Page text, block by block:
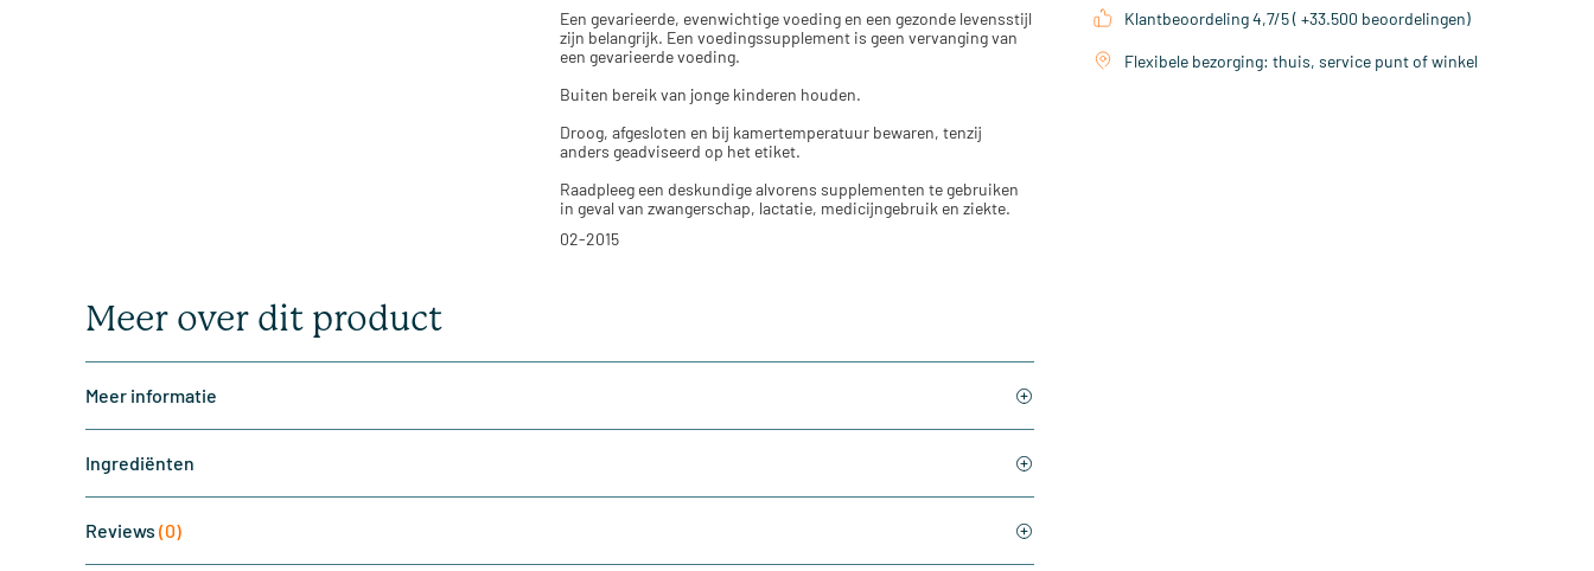
Een gevarieerde, evenwichtige voeding en een gezonde levensstijl
zijn belangrijk. Een voedingssupplement is geen vervanging van
een gevarieerde voeding.
Buiten bereik van jonge kinderen houden.
Droog, afgesloten en bij kamertemperatuur bewaren, tenzij
anders geadviseerd op het etiket.
Raadpleeg een deskundige alvorens supplementen te gebruiken
in geval van zwangerschap, lactatie, medicijngebruik en ziekte.
02-2015
Meer over dit product
Meer informatie
Ingrediënten
Reviews (0)
Klantbeoordeling 4,7/5 ( +33.500 beoordelingen)
Flexibele bezorging: thuis, service punt of winkel